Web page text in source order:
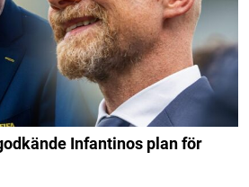
Infantinos plan för